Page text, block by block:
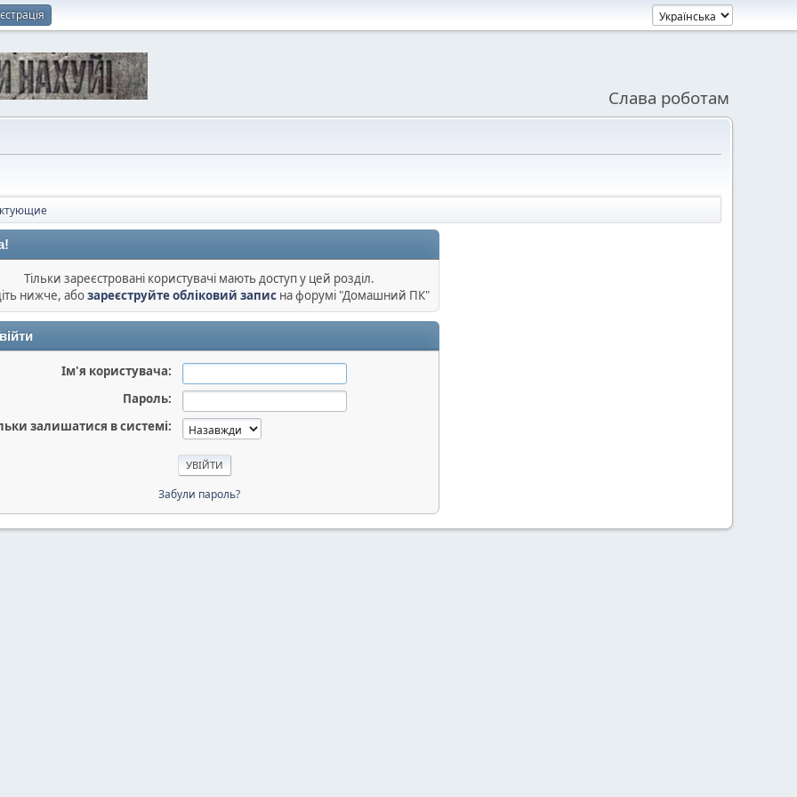
Слава роботам
Тільки зареєстровані користувачі мають доступ у цей розділ.
нижче, абозареєструйте обліковий записна форумі "Домашний ПК"
Ім'я користувача:
Пароль:
залишатися в системі:
Забули пароль?